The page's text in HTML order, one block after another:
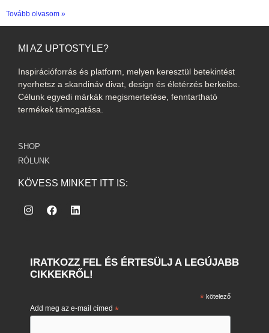
Tovább olvasom »
MI AZ UPTOSTYLE?
Inspirációforrás és platform, melyen keresztül betekintést
nyerhetsz a skandináv divat, design és életérzés berkeibe.
Célunk egyedi márkák megismertetése, fenntartható
termékek támogatása.
SHOP
RÓLUNK
KÖVESS MINKET ITT IS:
IRATKOZZ FEL ÉS ÉRTESÜLJ A LEGÚJABB
CIKKEKRŐL!
* kötelező
Add meg az e-mail címed *